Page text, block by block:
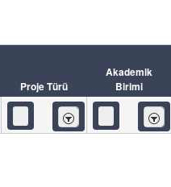
Proje Türü
Akademik
Birimi
İçeren İçeren